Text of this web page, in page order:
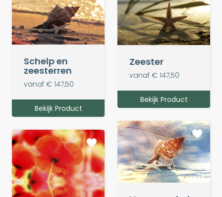
Schelp en
zeesterren
vanaf € 147,50
Bekijk Product
Zeester
vanaf € 147,50
Bekijk Product